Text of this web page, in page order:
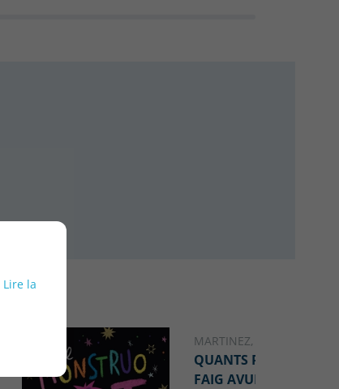
Lire la
CATALAN
MARTINEZ, LAIA
QUANTS PETONS ET
FAIG AVUI?